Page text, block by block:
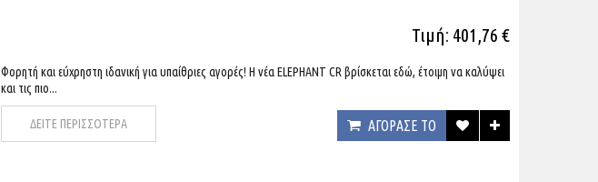
Τιμή: 401,76 €
Φορητή και εύχρηστη ιδανική για υπαίθριες αγορές! Η νέα ELEPHANT CR βρίσκεται εδώ, έτοιμη να καλύψει
και τις πιο...
ΔΕΙΤΕ ΠΕΡΙΣΣΟΤΕΡΑ ΑΓΟΡΑΣΕ ΤΟ